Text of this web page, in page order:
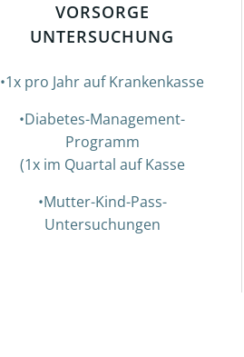
VORSORGE
UNTERSUCHUNG
•1x pro Jahr auf Krankenkasse
•Diabetes-Management-
Programm
(1x im Quartal auf Kasse
•Mutter-Kind-Pass-
Untersuchungen